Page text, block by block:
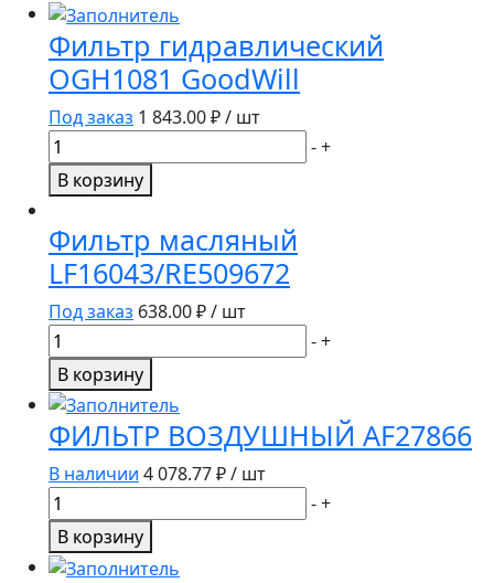
Фильтр гидравлический
OGH1081 GoodWill
Под заказ 1 843.00₽ / шт
Количество
товара
Фильтр
OGH1081
GoodWill
-+
В корзину
Фильтр масляный
LF16043/RE509672
Под заказ 638.00₽ / шт
Количество
товара
Фильтр
масляный
LF16043/RE509672
-+
В корзину
ФИЛЬТР ВОЗДУШНЫЙ AF27866
В наличии 4 078.77₽ / шт
Количество
товара
ФИЛЬТР
-+
В корзину